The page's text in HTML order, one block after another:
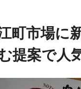
町市場に
提案で人